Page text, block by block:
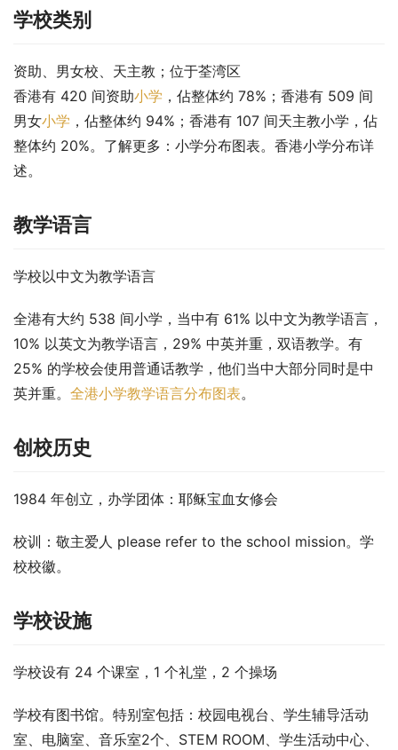
学校类别
资助、男女校、天主教；位于荃湾区
香港有 420 间资助小学 ，佔整体约 78%；香港有 509 间
男女小学 ，佔整体约 94%；香港有 107 间天主教小学，佔
整体约 20%。了解更多：小学分布图表。香港小学分布详
述。
教学语言
学校以中文为教学语言
全港有大约 538 间小学，当中有 61% 以中文为教学语言，
10% 以英文为教学语言，29% 中英并重，双语教学。有
25% 的学校会使用普通话教学，他们当中大部分同时是中
英并重。 全港小学教学语言分布图表。
创校历史
1984 年创立，办学团体：耶稣宝血女修会
校训：敬主爱人 please refer to the school mission。学
校校徽。
学校设施
学校设有 24 个课室，1 个礼堂，2 个操场
学校有图书馆。特别室包括：校园电视台、学生辅导活动
室、电脑室、音乐室2个、STEM ROOM、学生活动中心、